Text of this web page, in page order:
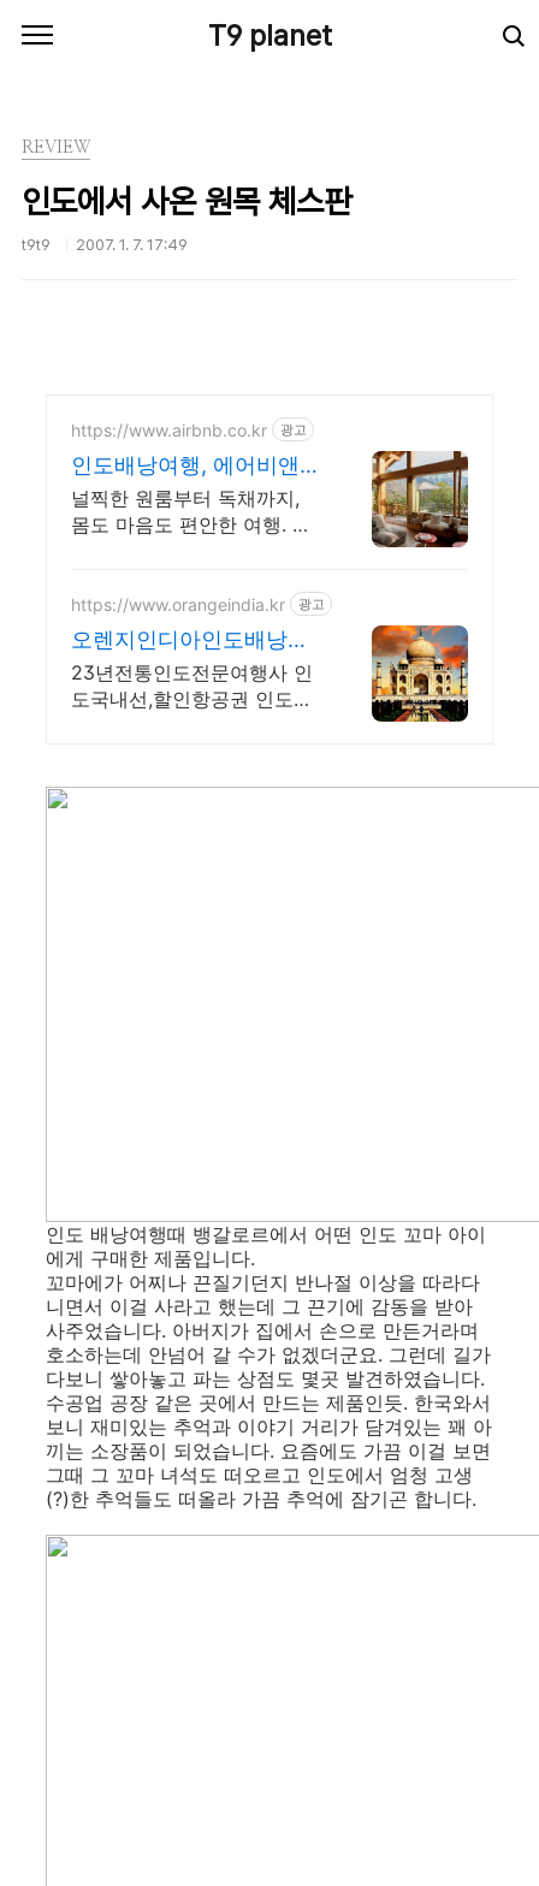
T9 planet
REVIEW
인도에서 사온 원목 체스판
t9t9 2007. 1. 7. 17:49
https://www.airbnb.co.kr 광고
인도배낭여행, 에어비앤비
인도여행도 우리집처럼
널찍한 원룸부터 독채까지,
몸도 마음도 편안한 여행. 인
를 예약하세요.
https://www.orangeindia.kr 광고
오렌지인디아인도배낭여
행
23년전통인도전문여행사 인
도국내선,할인항공권 인도패
인도 배낭여행때 뱅갈로르에서 어떤 인도 꼬마 아이
에게 구매한 제품입니다.
꼬마에가 어찌나 끈질기던지 반나절 이상을 따라다
니면서 이걸 사라고 했는데 그 끈기에 감동을 받아
사주었습니다. 아버지가 집에서 손으로 만든거라며
호소하는데 안넘어 갈 수가 없겠더군요. 그런데 길가
다보니 쌓아놓고 파는 상점도 몇곳 발견하였습니다.
수공업 공장 같은 곳에서 만드는 제품인듯. 한국와서
보니 재미있는 추억과 이야기 거리가 담겨있는 꽤 아
끼는 소장품이 되었습니다. 요즘에도 가끔 이걸 보면
그때 그 꼬마 녀석도 떠오르고 인도에서 엄청 고생
(?)한 추억들도 떠올라 가끔 추억에 잠기곤 합니다.